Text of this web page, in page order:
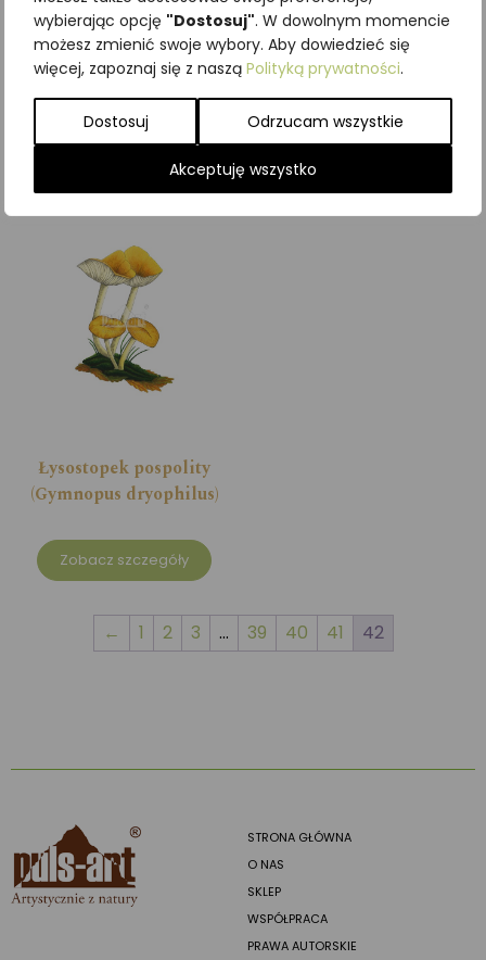
wybierając opcję "Dostosuj". W dowolnym momencie
możesz zmienić swoje wybory. Aby dowiedzieć się
więcej, zapoznaj się z naszą Polityką prywatności.
Dostosuj Odrzucam wszystkie
Akceptuję wszystko
Łunica czerwona
(Pyrrhosoma nymphula)
Łuskiewnik różowy
(Lathraea squamaria)
Łysostopek pospolity
(Gymnopus dryophilus)
Zobacz szczegóły
← 1 2 3 … 39 40 41 42
STRONA GŁÓWNA
O NAS
SKLEP
WSPÓŁPRACA
PRAWA AUTORSKIE